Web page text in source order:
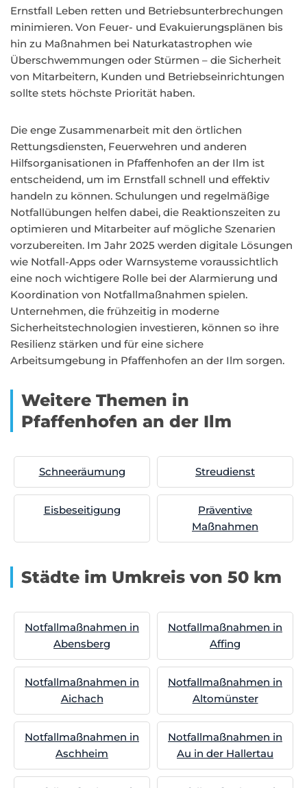
Ernstfall Leben retten und Betriebsunterbrechungen
minimieren. Von Feuer- und Evakuierungsplänen bis
hin zu Maßnahmen bei Naturkatastrophen wie
Überschwemmungen oder Stürmen – die Sicherheit
von Mitarbeitern, Kunden und Betriebseinrichtungen
sollte stets höchste Priorität haben.
Die enge Zusammenarbeit mit den örtlichen
Rettungsdiensten, Feuerwehren und anderen
Hilfsorganisationen in Pfaffenhofen an der Ilm ist
entscheidend, um im Ernstfall schnell und effektiv
handeln zu können. Schulungen und regelmäßige
Notfallübungen helfen dabei, die Reaktionszeiten zu
optimieren und Mitarbeiter auf mögliche Szenarien
vorzubereiten. Im Jahr 2025 werden digitale Lösungen
wie Notfall-Apps oder Warnsysteme voraussichtlich
eine noch wichtigere Rolle bei der Alarmierung und
Koordination von Notfallmaßnahmen spielen.
Unternehmen, die frühzeitig in moderne
Sicherheitstechnologien investieren, können so ihre
Resilienz stärken und für eine sichere
Arbeitsumgebung in Pfaffenhofen an der Ilm sorgen.
Weitere Themen in
Pfaffenhofen an der Ilm
Schneeräumung Streudienst
Eisbeseitigung
Präventive
Maßnahmen
Städte im Umkreis von 50 km
Notfallmaßnahmen in
Abensberg
Notfallmaßnahmen in
Affing
Notfallmaßnahmen in
Aichach
Notfallmaßnahmen in
Altomünster
Notfallmaßnahmen in
Aschheim
Notfallmaßnahmen in
Au in der Hallertau